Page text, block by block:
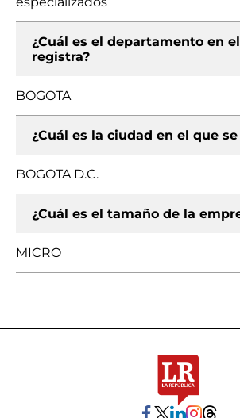
¿Cuál es el departamento en
registra?
BOGOTA
¿Cuál es la ciudad en el que
BOGOTA D.C.
¿Cuál es el tamaño de la
MICRO